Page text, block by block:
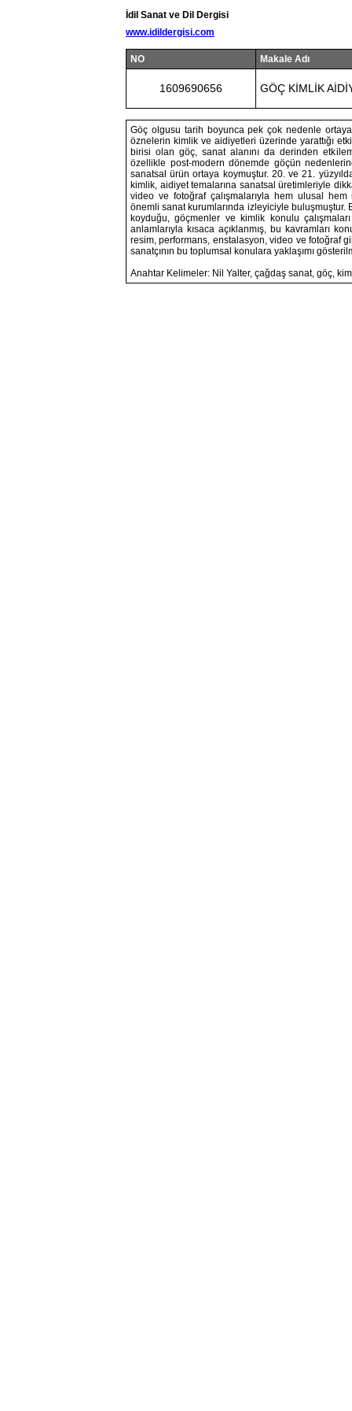
İdil Sanat ve Dil Dergisi
www.idildergisi.com
NO Makale Adı
1609690656 GÖÇ KİMLİK
Göç olgusu tarih boyunca pek çok nedenle ortaya
öznelerin kimlik ve aidiyetleri üzerinde yarattığı
birisi olan göç, sanat alanını da derinden
özellikle post-modern dönemde göçün
sanatsal ürün ortaya koymuştur. 20. ve 21.
kimlik, aidiyet temalarına sanatsal üretimleriyle
video ve fotoğraf çalışmalarıyla hem ulusal
önemli sanat kurumlarında izleyiciyle buluşmuştur.
koyduğu, göçmenler ve kimlik konulu
anlamlarıyla kısaca açıklanmış, bu kavramları
resim, performans, enstalasyon, video ve fotoğraf
sanatçının bu toplumsal konulara yaklaşımı
Anahtar Kelimeler: Nil Yalter, çağdaş sanat, göç,